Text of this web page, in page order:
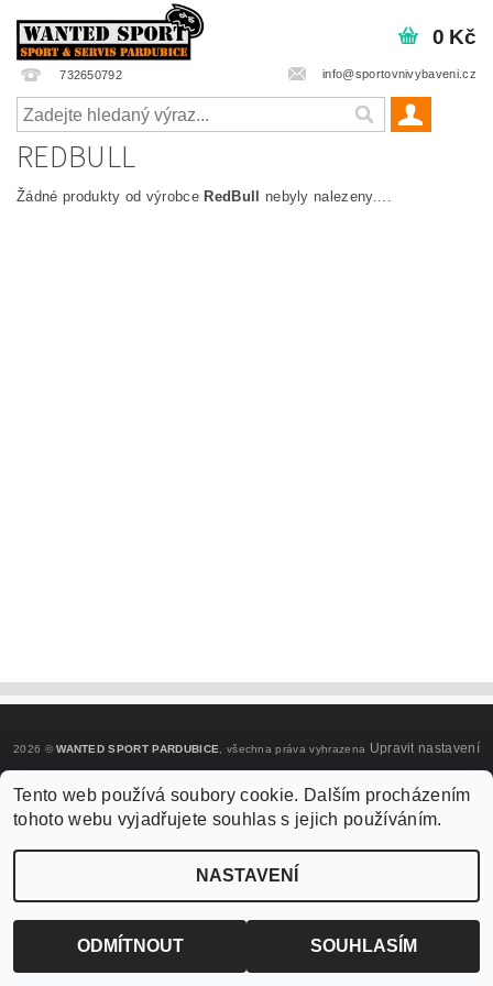
732650792 info@sportovnivybaveni.cz
0 Kč
REDBULL
Žádné produkty od výrobce RedBull nebyly nalezeny....
2026 ©WANTED SPORT PARDUBICE , všechna práva vyhrazena Upravit nastavení
cookies
Vytvořil Shoptet
Tento web používá soubory cookie. Dalším procházením
tohoto webu vyjadřujete souhlas s jejich používáním.
NASTAVENÍ
ODMÍTNOUT SOUHLASÍM